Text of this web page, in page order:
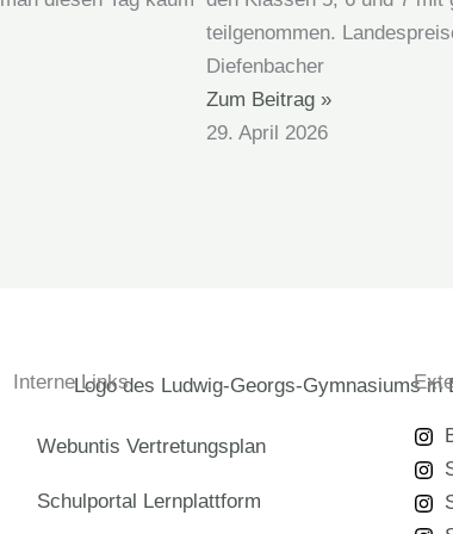
teilgenommen.
Diefenbacher
Zum Beitrag »
29. April 2026
Interne Links
Webuntis Vertretungsplan
Schulportal Lernplattform